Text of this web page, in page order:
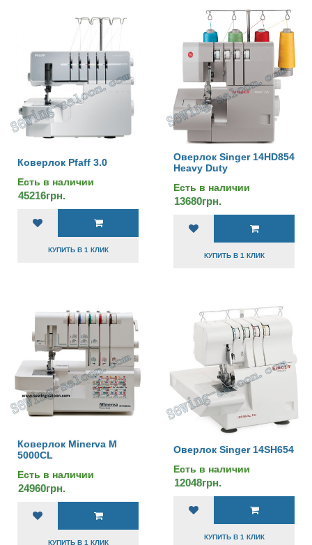
Коверлок Pfaff 3.0
Есть в наличии
45216грн.
КУПИТЬ В 1 КЛИК
Оверлок Singer 14HD854
Heavy Duty
Есть в наличии
13680грн.
КУПИТЬ В 1 КЛИК
Коверлок Minerva М
5000CL
Есть в наличии
24960грн.
КУПИТЬ В 1 КЛИК
Оверлок Singer 14SH654
Есть в наличии
12048грн.
КУПИТЬ В 1 КЛИК